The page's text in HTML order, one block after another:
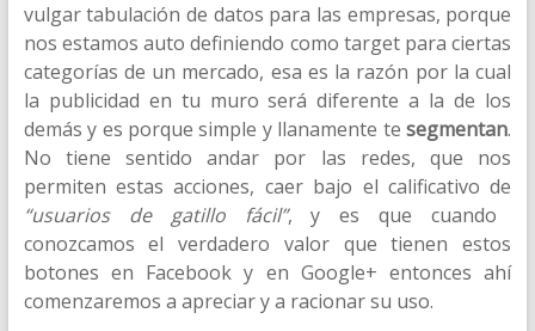
vulgar tabulación de datos para las empresas, porque
nos estamos auto definiendo como target para ciertas
categorías de un mercado, esa es la razón por la cual
la publicidad en tu muro será diferente a la de los
demás y es porque simple y llanamente tesegmentan.
No tiene sentido andar por las redes, que nos
permiten estas acciones, caer bajo el calificativo de
“usuarios de gatillo fácil”, y es que cuando
conozcamos el verdadero valor que tienen estos
botones en Facebook y en Google+ entonces ahí
comenzaremos a apreciar y a racionar su uso.